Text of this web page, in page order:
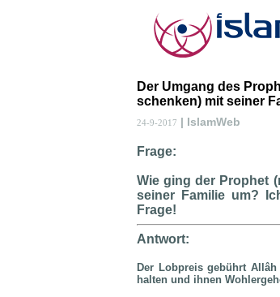
Der Umgang des
schenken) mit seiner
24-9-2017 | IslamWeb
Frage:
Wie ging der Prophet
seiner Familie um?
Frage!
Antwort:
Der Lobpreis gebührt
halten und ihnen